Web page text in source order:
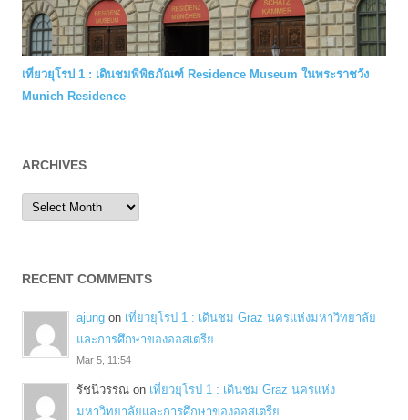
เที่ยวยุโรป 1 : เดินชมพิพิธภัณฑ์ Residence Museum ในพระราชวัง
Munich Residence
ARCHIVES
Archives
RECENT COMMENTS
ajung on เที่ยวยุโรป 1 : เดินชม Graz นครแห่งมหาวิทยาลัย
และการศึกษาของออสเตรีย
Mar 5, 11:54
รัชนีวรรณ on เที่ยวยุโรป 1 : เดินชม Graz นครแห่ง
มหาวิทยาลัยและการศึกษาของออสเตรีย